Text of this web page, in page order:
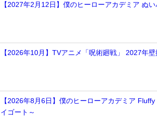
【2027年2月12日】僕のヒーローアカデミア ぬ
【2026年10月】TVアニメ「呪術廻戦」 2027年
【2026年8月6日】僕のヒーローアカデミア
イゴート～